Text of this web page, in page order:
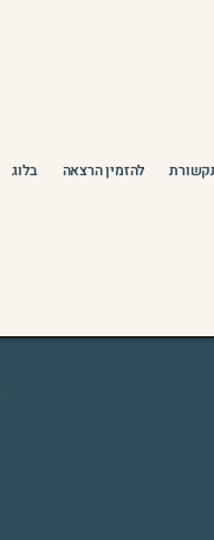
להזמין הרצאה בלוג